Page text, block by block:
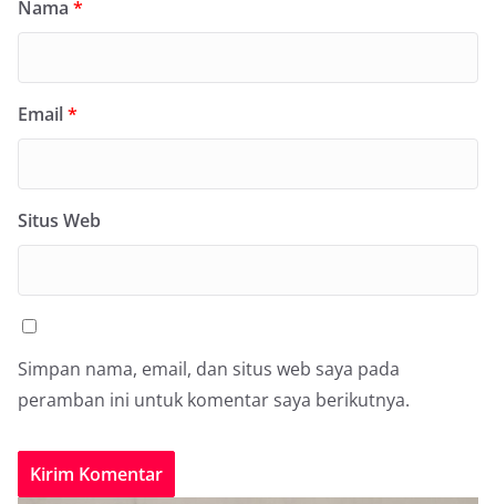
Nama *
Email*
Situs Web
Simpan nama, email, dan situs web saya pada
peramban ini untuk komentar saya berikutnya.